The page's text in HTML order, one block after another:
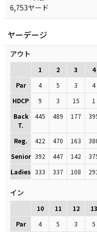
6,753ヤード
ヤーデージ
アウト
1 2 3 4
Par
4 5 3 4
HDCP
9 3 15 1
Back
T.
445 489 177
Reg. 422 470 163
Senior 392 447 142
Ladies 333 337 108 291
イン
10 11 12 13
Par
4 5 3 5